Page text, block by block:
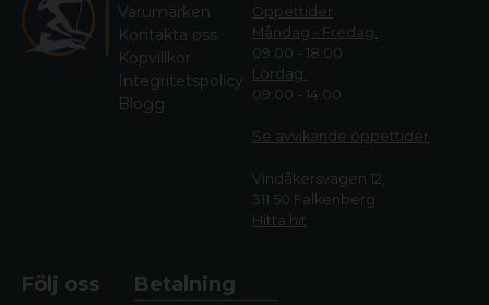
Varumärken
Kontakta oss
Köpvillkor
Integritetspolicy
Blogg
Öppettider
Måndag - Fredag:
09.00 - 18.00
Lördag:
09.00 - 14.00
Se avvikande öppettider
Vindåkersvägen 12,
311 50 Falkenberg
Hitta hit
Följ oss Betalning